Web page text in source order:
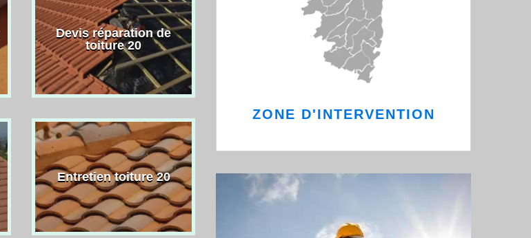
Devis réparation de
toiture 20
Entretien toiture 20
ZONE D'INTERVENTION